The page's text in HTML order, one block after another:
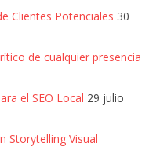
Clientes Potenciales 30
de cualquier presencia
el SEO Local 29 julio
Storytelling Visual